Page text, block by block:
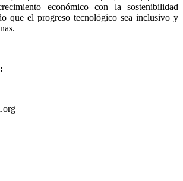
económico con la sostenibilidad
que el progreso tecnológico sea inclusivo y